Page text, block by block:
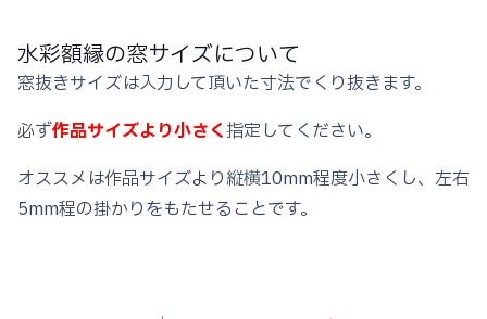
銀
フ
レ
ム
幅
水彩額縁の窓サイズについて
窓抜きサイズは入力して頂いた寸法でくり抜きます。
必ず作品サイズより小さく指定してください。
オススメは作品サイズより縦横10mm程度小さくし、左右
5mm程の掛かりをもたせることです。